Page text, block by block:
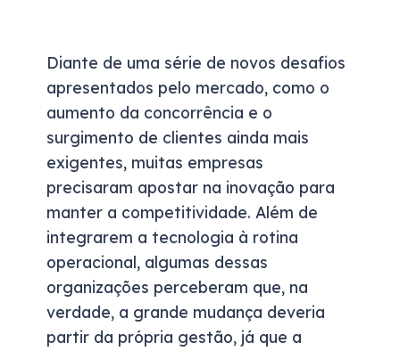
Diante de uma série de novos desafios
apresentados pelo mercado, como o
aumento da concorrência e o
surgimento de clientes ainda mais
exigentes, muitas empresas
precisaram apostar na inovação para
manter a competitividade. Além de
integrarem a tecnologia à rotina
operacional, algumas dessas
organizações perceberam que, na
verdade, a grande mudança deveria
partir da própria gestão, já que a